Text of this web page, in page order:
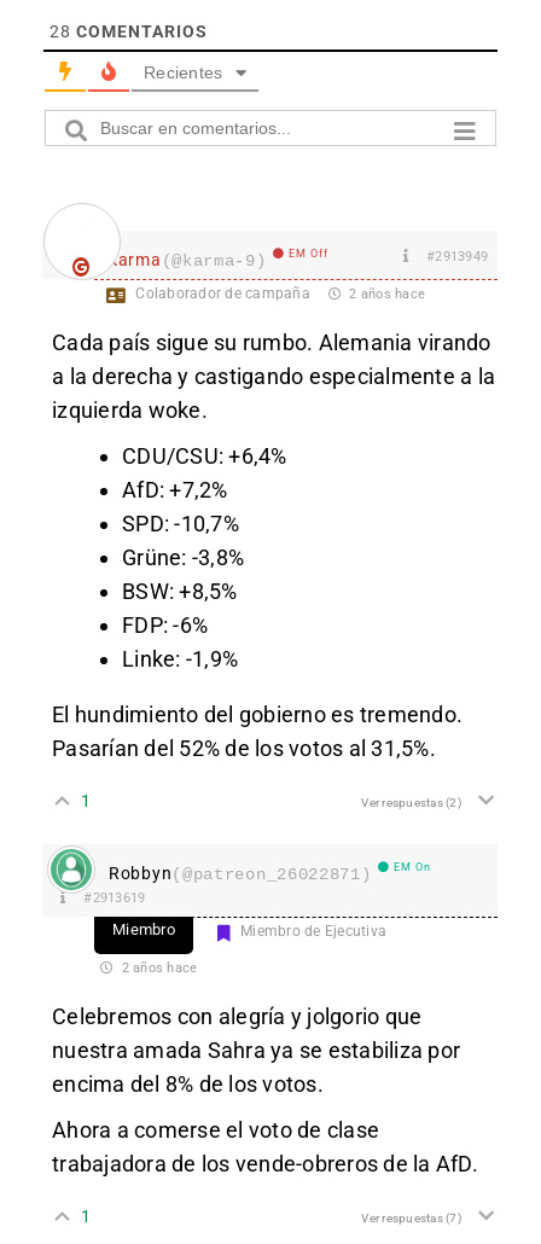
28 COMENTARIOS
Recientes
karma (@karma-9) EM Off #2913949
Colaborador de campaña 2 años hace
Cada país sigue su rumbo. Alemania virando
a la derecha y castigando especialmente a la
izquierda woke.
CDU/CSU: +6,4%
AfD: +7,2%
SPD: -10,7%
Grüne: -3,8%
BSW: +8,5%
FDP: -6%
Linke: -1,9%
El hundimiento del gobierno es tremendo.
Pasarían del 52% de los votos al 31,5%.
1 Ver respuestas(2)
Robbyn(@patreon_26022871) EM On
#2913619
Miembro Miembro de Ejecutiva
2 años hace
Celebremos con alegría y jolgorio que
nuestra amada Sahra ya se estabiliza por
encima del 8% de los votos.
Ahora a comerse el voto de clase
trabajadora de los vende-obreros de la AfD.
1 Ver respuestas(7)